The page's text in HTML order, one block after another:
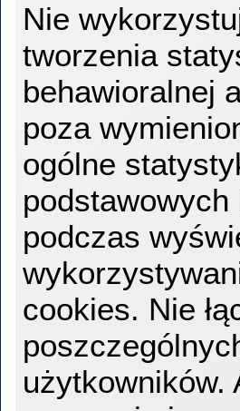
Nie
tworzenia
behawioralnej
poza
ogólne
podczas
cookies. Nie
użytkowników.